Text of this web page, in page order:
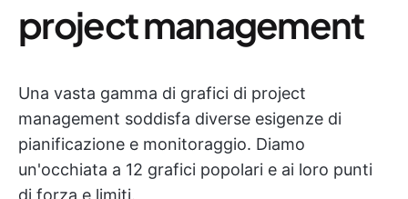
project management
Una vasta gamma di grafici di project
management soddisfa diverse esigenze di
pianificazione e monitoraggio. Diamo
un'occhiata a 12 grafici popolari e ai loro punti
di forza e limiti.